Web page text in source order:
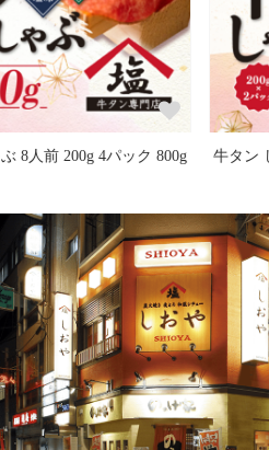
ク 800g 牛タン しゃぶしゃぶ 4人